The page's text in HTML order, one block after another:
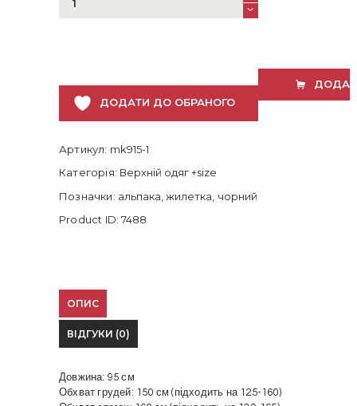
кількість
ДОДАТИ ДО ОБРАНОГО
Артикул: mk915-1
Категорія: Верхній одяг +size
Позначки: альпака ,жилетка чорний
Product ID:7488
ОПИС
ВІДГУКИ (0)
Довжина: 95 см
Обхват грудей: 150 см (підходить на 125-160)